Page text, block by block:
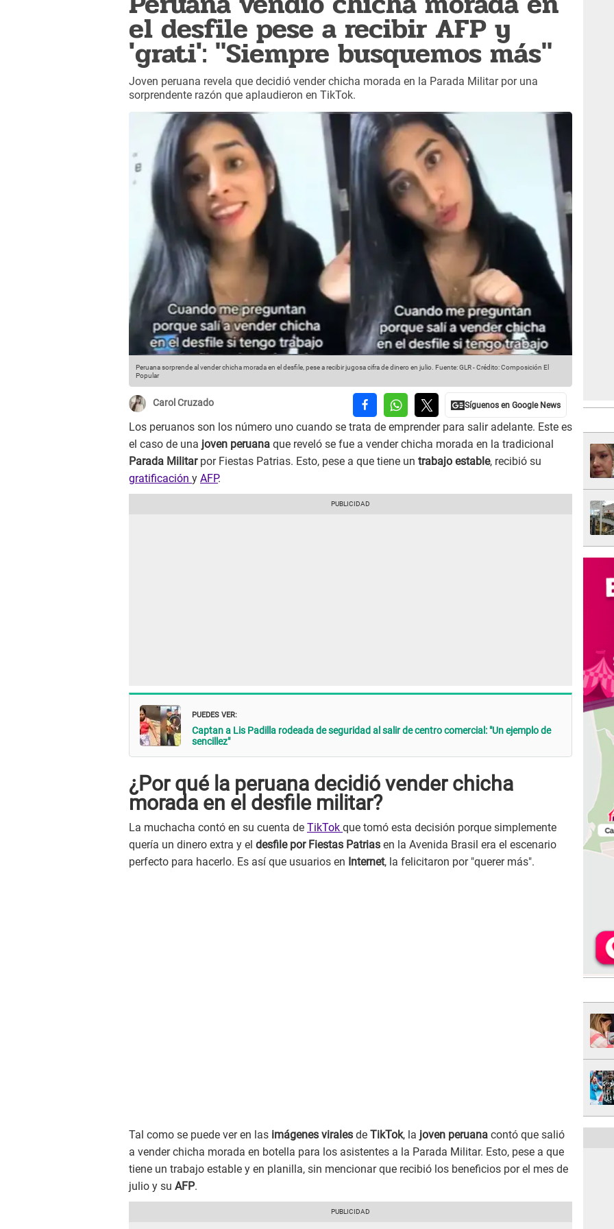
el desfile pese a recibir AFP y
'grati': "Siempre busquemos más"
Joven peruana revela que decidió vender chicha morada en la Parada Militar por una
sorprendente razón que aplaudieron en TikTok.
Peruana sorprende al vender chicha morada en el desfile, pese a recibir jugosa cifra de dinero en julio. Fuente: GLR-Crédito: Composición El
Popular
Carol Cruzado
Los peruanos son los número uno cuando se trata de emprender para salir adelante. Este es
el caso de una joven peruana que reveló se fue a vender chicha morada en la tradicional
Parada Militarpor Fiestas Patrias. Esto, pese a que tiene un trabajo estable, recibió su
gratificación y AFP.
PUEDES VER:
Captan a Lis Padilla rodeada de seguridad al salir de centro comercial: "Un ejemplo de
sencillez"
¿Por qué la peruana decidió vender chicha
morada en el desfile militar?
La muchacha contó en su cuenta de TikTok que tomó esta decisión porque simplemente
quería un dinero extra y el desfile por Fiestas Patrias en la Avenida Brasil era el escenario
perfecto para hacerlo. Es así que usuarios en Internet, la felicitaron por "querer más".
Tal como se puede ver en las imágenes virales de TikTok, la joven peruana contó que salió
a vender chicha morada en botella para los asistentes a la Parada Militar. Esto, pese a que
tiene un trabajo estable y en planilla, sin mencionar que recibió los beneficios por el mes de
julio y su AFP.